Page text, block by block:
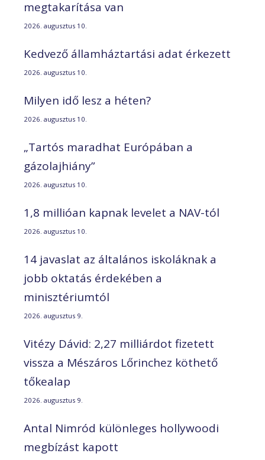
megtakarítása van
2026. augusztus 10.
Kedvező államháztartási adat érkezett
2026. augusztus 10.
Milyen idő lesz a héten?
2026. augusztus 10.
„Tartós maradhat Európában a
gázolajhiány”
2026. augusztus 10.
1,8 millióan kapnak levelet a NAV-tól
2026. augusztus 10.
14 javaslat az általános iskoláknak a
jobb oktatás érdekében a
minisztériumtól
2026. augusztus 9.
Vitézy Dávid: 2,27 milliárdot fizetett
vissza a Mészáros Lőrinchez köthető
tőkealap
2026. augusztus 9.
Antal Nimród különleges hollywoodi
megbízást kapott